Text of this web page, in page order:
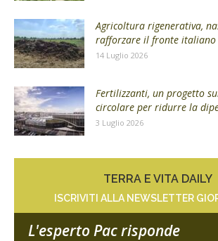
Agricoltura rigenerativa,
rafforzare il fronte italiano
14 Luglio 2026
Fertilizzanti, un progetto
circolare per ridurre la
3 Luglio 2026
TERRA E VITA DAILY
ISCRIVITI ALLA NEWSLETTER
L'esperto Pac risponde